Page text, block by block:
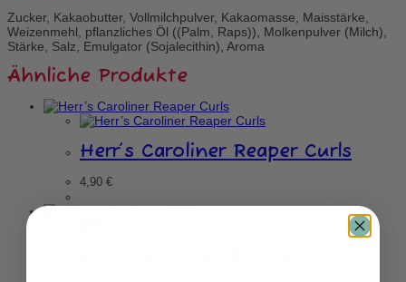
Zucker, Kakaobutter, Vollmilchpulver, Kakaomasse, Maisstärke,
Weizenmehl, pflanzliches Öl ((Palm, Raps)), Molkenpulver (Milch),
Stärke, Salz, Emulgator (Sojalecithin), Aroma
Ähnliche Produkte
Herr’s Caroliner Reaper Curls
4,90 €